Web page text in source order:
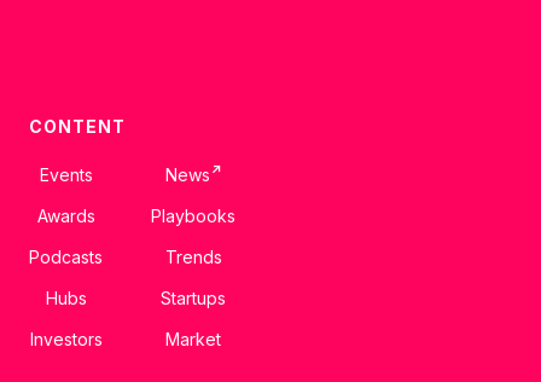
CONTENT
Events
Awards
Podcasts
Hubs
Investors
News ↗
Playbooks
Trends
Startups
Market